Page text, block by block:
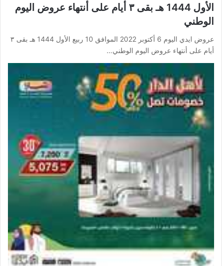
الأول 1444 هـ بقى ٣ أيام على أنتهاء عروض اليوم
الوطني
عروض ايدي اليوم 6 أكتوبر 2022 الموافق 10 ربيع الأول 1444 هـ بقى ٣
أيام على أنتهاء عروض اليوم الوطني…